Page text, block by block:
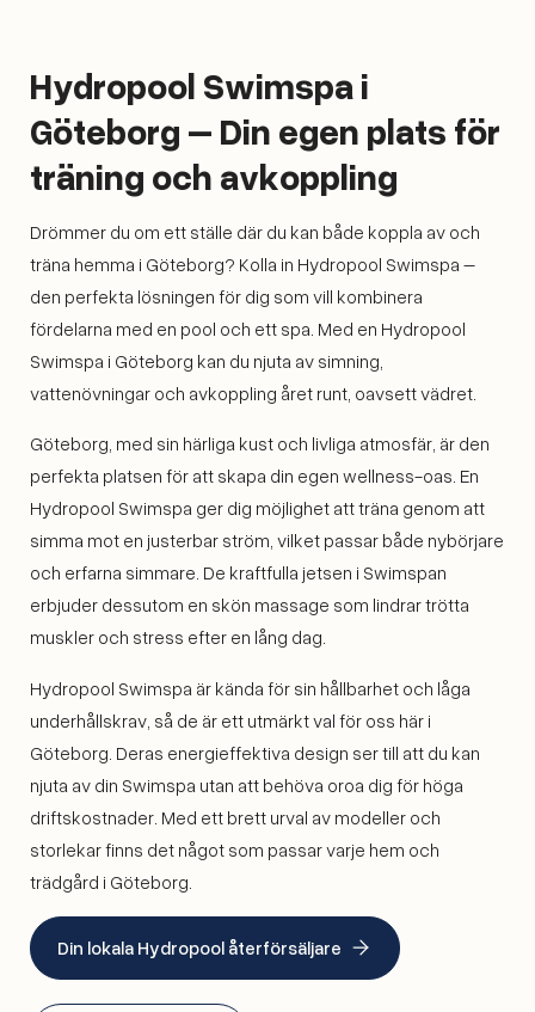
Hydropool Swimspa i
Göteborg – Din egen plats för
träning och avkoppling
Drömmer du om ett ställe där du kan både koppla av och
träna hemma i Göteborg? Kolla in Hydropool Swimspa –
den perfekta lösningen för dig som vill kombinera
fördelarna med en pool och ett spa. Med en Hydropool
Swimspa i Göteborg kan du njuta av simning,
vattenövningar och avkoppling året runt, oavsett vädret.
Göteborg, med sin härliga kust och livliga atmosfär, är den
perfekta platsen för att skapa din egen wellness-oas. En
Hydropool Swimspa ger dig möjlighet att träna genom att
simma mot en justerbar ström, vilket passar både nybörjare
och erfarna simmare. De kraftfulla jetsen i Swimspan
erbjuder dessutom en skön massage som lindrar trötta
muskler och stress efter en lång dag.
Hydropool Swimspa är kända för sin hållbarhet och låga
underhållskrav, så de är ett utmärkt val för oss här i
Göteborg. Deras energieffektiva design ser till att du kan
njuta av din Swimspa utan att behöva oroa dig för höga
driftskostnader. Med ett brett urval av modeller och
storlekar finns det något som passar varje hem och
trädgård i Göteborg.
Din lokala Hydropool återförsäljare